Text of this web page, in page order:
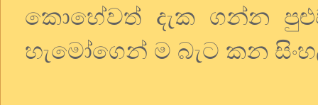
කොහේවත් දැක ගන්න
හැමෝගෙන් ම බැට කන